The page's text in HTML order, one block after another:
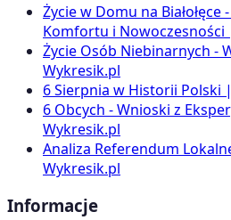
Życie w Domu na Białołęce
Komfortu i Nowoczesności
Życie Osób Niebinarnych -
Wykresik.pl
6 Sierpnia w Historii Polski
6 Obcych - Wnioski z
Wykresik.pl
Analiza Referendum
Wykresik.pl
Informacje